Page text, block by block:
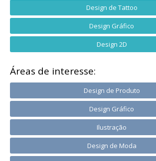
Design de Tattoo
Design Gráfico
Design 2D
Áreas de interesse:
Design de Produto
Design Gráfico
Ilustração
Design de Moda